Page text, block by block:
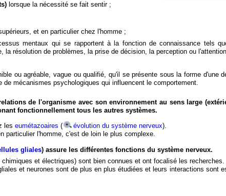
lorsque la nécessité se fait sentir ;
et en particulier chez l'homme ;
mentaux qui se rapportent à la fonction de connaissance tels
la résolution de problèmes, la prise de décision, la perception ou
ou agréable, vague ou qualifié, qu'il se présente sous la forme d'une
de mécanismes psychologiques qui influencent le comportement.
de l'organisme avec son environnement au sens large
fonctionnellement tous les autres systèmes.
leseumétazoaires ( évolution du système nerveux).
particulier l'homme, c'est de loin le plus complexe.
gliales) assure les différentes fonctions du système nerveux.
et électriques) sont bien connues et ont focalisé les recherches.
et neurones sont de plus en plus étudiées et leurs interactions sont